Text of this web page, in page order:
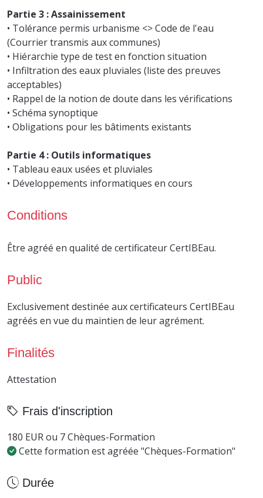
Partie 3 : Assainissement
• Tolérance permis urbanisme <> Code de l'eau
(Courrier transmis aux communes)
• Hiérarchie type de test en fonction situation
• Infiltration des eaux pluviales (liste des preuves
acceptables)
• Rappel de la notion de doute dans les vérifications
• Schéma synoptique
• Obligations pour les bâtiments existants
Partie 4 : Outils informatiques
• Tableau eaux usées et pluviales
• Développements informatiques en cours
Conditions
Être agréé en qualité de certificateur CertIBEau.
Public
Exclusivement destinée aux certificateurs CertIBEau
agréés en vue du maintien de leur agrément.
Finalités
Attestation
Frais d'inscription
180 EUR ou 7 Chèques-Formation
Cette formation est agréée "Chèques-Formation"
Durée